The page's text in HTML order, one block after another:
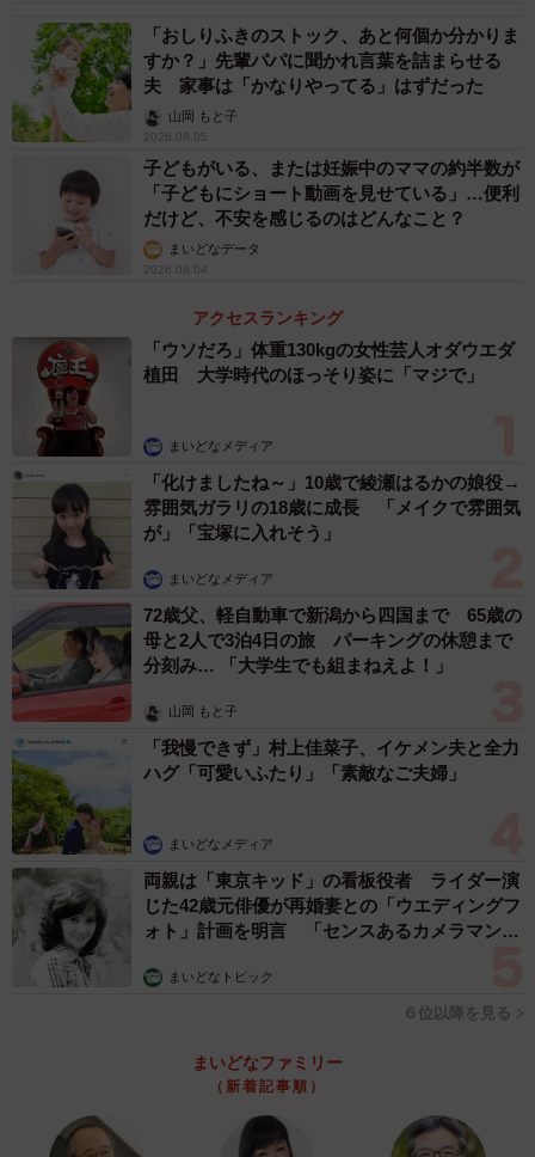
戸山：中学受験で早稲田に入ったので、母校のことに関し
ては他の学生よりも詳しくありたいという思いから受講す
ることを決めました。
受講する前はもっとファナティックというか、愛校的な講
義内容だと思っていたので、実際には大隈重信侯を中心と
した日本近代史の講義で、当初は少し驚きました。高校時
代日本史を履修していなかった私には難しい話題もありま
寺、龍泰寺を訪ねたこともあり、佐賀の風景を思い出しな
がら非常に興味を持って学習することができました。
特に大隈侯が東京専門學校（※早稲田大学の前身）を設立
する際、慶應義塾の人々に協力を仰いだというエピソード
が面白く、現代まで続く両校の縁の深さをあらためて感じ
ました。
ーーこの課題への感想をあらためて。
戸山：初めに見た時はテストやレポートよりも面白く、簡
単に仕上げられそうな課題だと感じました。ただ実際に課
題に手ををつける段になって初めて、歴史の流れや大隈侯
の人柄、その当時抱いていたであろう思惑などを全て考慮
した上で、なおかつ「Xのポスト」という枠に合わせた文の
長さにユーモアを混じえて制作しなければならないという
この課題の難しさとやり応えに気がつきました。正直、人
生で一番頭を使った課題かもしれません（笑）。
佐賀弁監修をしてくれた佐賀県出身のK君には改めて感謝を
述べたいと思います。
らず、本当に驚きました。このポストは映画館へ行く前に
「おしりふきのストック、あと何個か分かりま
すか？」先輩パパに聞かれ言葉を詰まらせる
夫 家事は「かなりやってる」はずだった
山岡 もと子
2026.08.05
子どもがいる、または妊娠中のママの約半数が
「子どもにショート動画を見せている」…便利
だけど、不安を感じるのはどんなこと？
まいどなデータ
2026.08.04
アクセスランキング
「ウソだろ」体重130kgの女性芸人オダウエダ
植田 大学時代のほっそり姿に「マジで」
まいどなメディア
「化けましたね～」10歳で綾瀬はるかの娘役→
雰囲気ガラリの18歳に成長 「メイクで雰囲気
が」「宝塚に入れそう」
まいどなメディア
72歳父、軽自動車で新潟から四国まで 65歳の
母と2人で3泊4日の旅 パーキングの休憩まで
分刻み… 「大学生でも組まねえよ！」
山岡 もと子
「我慢できず」村上佳菜子、イケメン夫と全力
ハグ「可愛いふたり」「素敵なご夫婦」
まいどなメディア
両親は「東京キッド」の看板役者 ライダー演
じた42歳元俳優が再婚妻との「ウエディングフ
ォト」計画を明言 「センスあるカメラマン求
まいどなトピック
６位以降を見る
まいどなファミリー
（新着記事順）